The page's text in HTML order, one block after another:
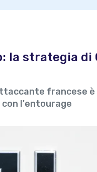
la strategia di
francese
l'entourage